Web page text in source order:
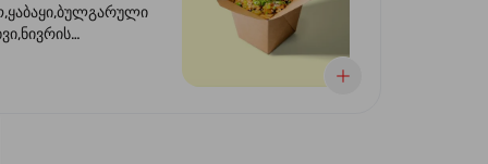
ხახვი,სეზამის